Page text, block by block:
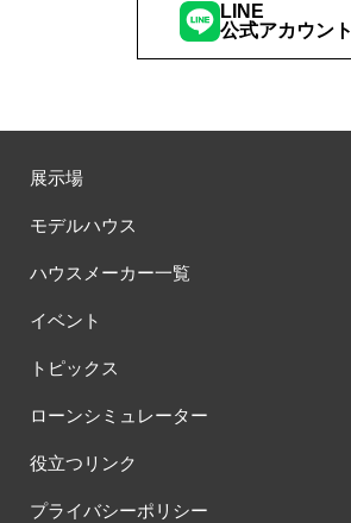
LINE
公式アカウント
展示場
モデルハウス
ハウスメーカー一覧
イベント
トピックス
ローンシミュレーター
役立つリンク
プライバシーポリシー